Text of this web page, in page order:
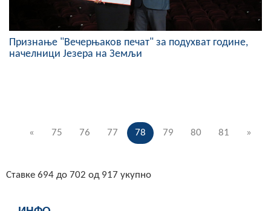
Признање "Вечерњаков печат" за подухват године,
начелници Језера на Земљи
« 75 76 77 78 79 80 81 »
Ставке 694 до 702 од 917 укупно